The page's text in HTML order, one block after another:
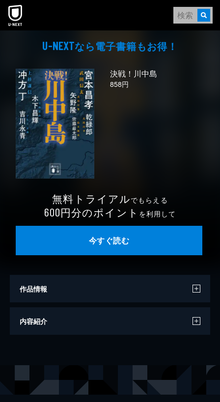
本文へスキップ
U-NEXTなら電⼦書籍もお得！
決戦！川中島
858円
無料トライアルでもらえる
600円分のポイント を利用して
今すぐ読む
作品情報
著者
内容紹介